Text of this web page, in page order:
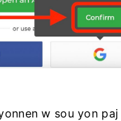
w sou yon